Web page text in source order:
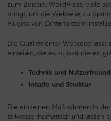
zum Beispiel WordPress, viele
bringt, um die Webseite zu
Plugins von Drittanbietern
Die Qualität einer Webseite lässt
einteilen, die es zu optimieren
Technik und
Inhalte und Struktur
Die einzelnen Maßnahmen in
teilweise thematisch und lassen